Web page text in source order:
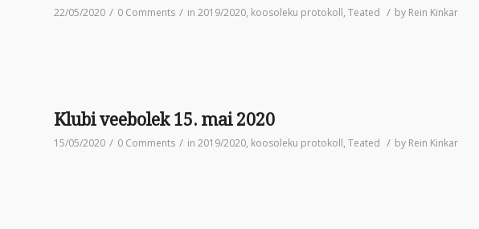
22/05/2020 / 0 Comments / in 2019/2020, koosoleku protokoll, Teated / by Rein Kinkar
Klubi veebolek 15. mai 2020
15/05/2020 / 0 Comments / in 2019/2020, koosoleku protokoll, Teated / by Rein Kinkar